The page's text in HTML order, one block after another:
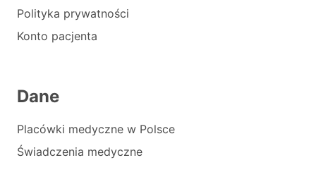
Polityka prywatności
Konto pacjenta
Dane
Placówki medyczne w Polsce
Świadczenia medyczne